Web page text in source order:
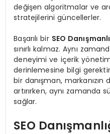
değişen algoritmalar ve
stratejilerini güncellerler.
Başarılı bir SEO
sınırlı kalmaz. Aynı
deneyimi ve içerik
derinlemesine bilgi
bir danışman,
artırırken, aynı zamanda
sağlar.
SEO